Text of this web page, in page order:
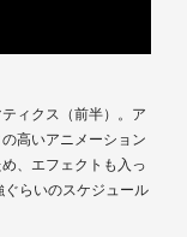
ィクス（前半）。ア
高いアニメーション
、エフェクトも入っ
らいのスケジュール